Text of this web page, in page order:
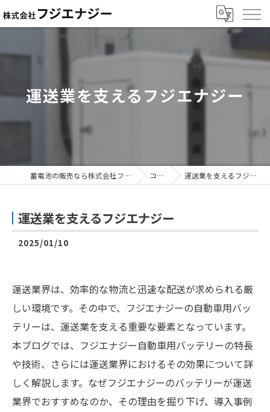
運送業を支えるフジエナジー
蓄電池の販売なら株式会社フジエナジー コラム 運送業を支えるフジエナジー
運送業を支えるフジエナジー
2025/01/10
運送業界は、効率的な物流と迅速な配送が求められる厳
しい環境です。その中で、フジエナジーの自動車用バッ
テリーは、運送業を支える重要な要素となっています。
本ブログでは、フジエナジー自動車用バッテリーの特長
や技術、さらには運送業界におけるその効果について詳
しく解説します。なぜフジエナジーのバッテリーが運送
業界でおすすめなのか、その理由を掘り下げ、導入事例